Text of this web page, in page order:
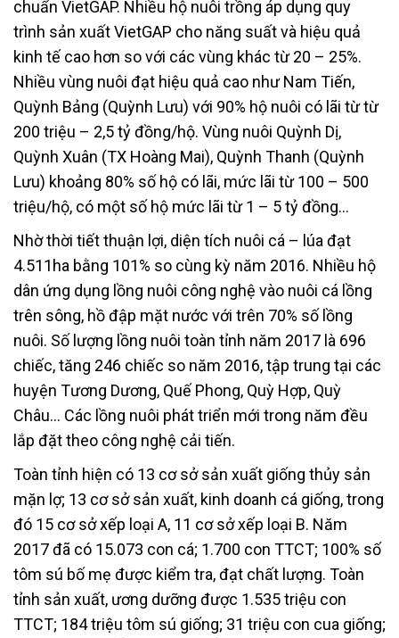
chuẩn VietGAP. Nhiều hộ nuôi trồng áp dụng quy
trình sản xuất VietGAP cho năng suất và hiệu quả
kinh tế cao hơn so với các vùng khác từ 20 – 25%.
Nhiều vùng nuôi đạt hiệu quả cao như Nam Tiến,
Quỳnh Bảng (Quỳnh Lưu) với 90% hộ nuôi có lãi từ từ
200 triệu – 2,5 tỷ đồng/hộ. Vùng nuôi Quỳnh Dị,
Quỳnh Xuân (TX Hoàng Mai), Quỳnh Thanh (Quỳnh
Lưu) khoảng 80% số hộ có lãi, mức lãi từ 100 – 500
triệu/hộ, có một số hộ mức lãi từ 1 – 5 tỷ đồng…
Nhờ thời tiết thuận lợi, diện tích nuôi cá – lúa đạt
4.511ha bằng 101% so cùng kỳ năm 2016. Nhiều hộ
dân ứng dụng lồng nuôi công nghệ vào nuôi cá lồng
trên sông, hồ đập mặt nước với trên 70% số lồng
nuôi. Số lượng lồng nuôi toàn tỉnh năm 2017 là 696
chiếc, tăng 246 chiếc so năm 2016, tập trung tại các
huyện Tương Dương, Quế Phong, Quỳ Hợp, Quỳ
Châu… Các lồng nuôi phát triển mới trong năm đều
lắp đặt theo công nghệ cải tiến.
Toàn tỉnh hiện có 13 cơ sở sản xuất giống thủy sản
mặn lợ; 13 cơ sở sản xuất, kinh doanh cá giống, trong
đó 15 cơ sở xếp loại A, 11 cơ sở xếp loại B. Năm
2017 đã có 15.073 con cá; 1.700 con TTCT; 100% số
tôm sú bố mẹ được kiểm tra, đạt chất lượng. Toàn
tỉnh sản xuất, ương dưỡng được 1.535 triệu con
TTCT; 184 triệu tôm sú giống; 31 triệu con cua giống;